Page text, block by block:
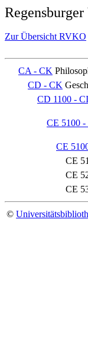
Zur Übersicht RVKO
CA - CK
CD - CK
CD 1100 -
CE 5100 -
CE
CE
CE
CE
©